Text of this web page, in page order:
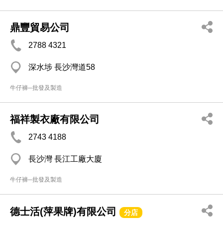
鼎豐貿易公司
2788 4321
深水埗 長沙灣道58
牛仔褲─批發及製造
福祥製衣廠有限公司
2743 4188
長沙灣 長江工廠大廈
牛仔褲─批發及製造
德士活(萍果牌)有限公司 分店